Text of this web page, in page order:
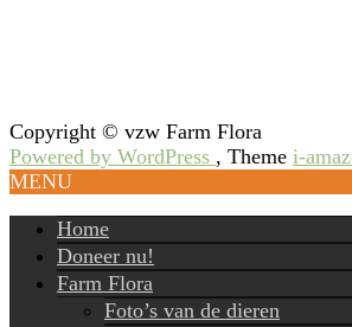
Copyright © vzw Farm Flora
Powered by WordPress , Theme i-
MENU
Home
Doneer nu!
Farm Flora
Foto’s van de dieren